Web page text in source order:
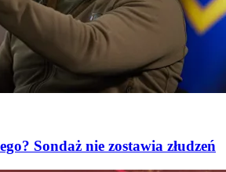
Sondaż nie zostawia złudzeń